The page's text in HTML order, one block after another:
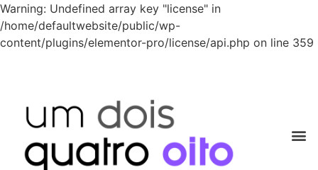
Warning: Undefined array key "license" in
/home/defaultwebsite/public/wp-
content/plugins/elementor-pro/license/api.php on line 359